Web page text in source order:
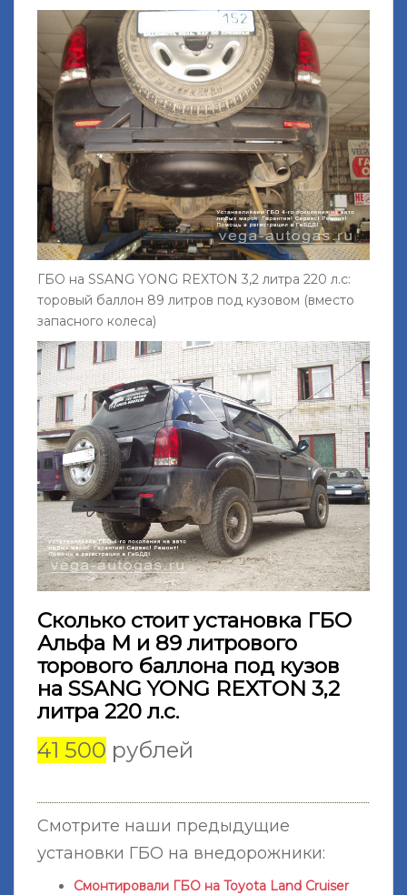
ГБО на SSANG YONG REXTON 3,2 литра 220 л.с:
торовый баллон 89 литров под кузовом (вместо
запасного колеса)
Сколько стоит установка ГБО
Альфа М и 89 литрового
торового баллона под кузов
на SSANG YONG REXTON 3,2
литра 220 л.с.
41 500 рублей
Смотрите наши предыдущие
установки ГБО на внедорожники:
Смонтировали ГБО на Toyota Land Cruiser